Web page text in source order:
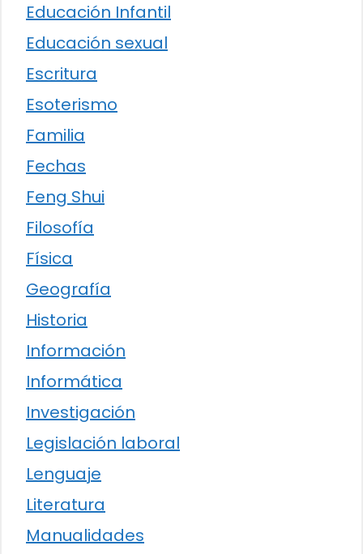
Educación Infantil
Educación sexual
Escritura
Esoterismo
Familia
Fechas
Feng Shui
Filosofía
Física
Geografía
Historia
Información
Informática
Investigación
Legislación laboral
Lenguaje
Literatura
Manualidades